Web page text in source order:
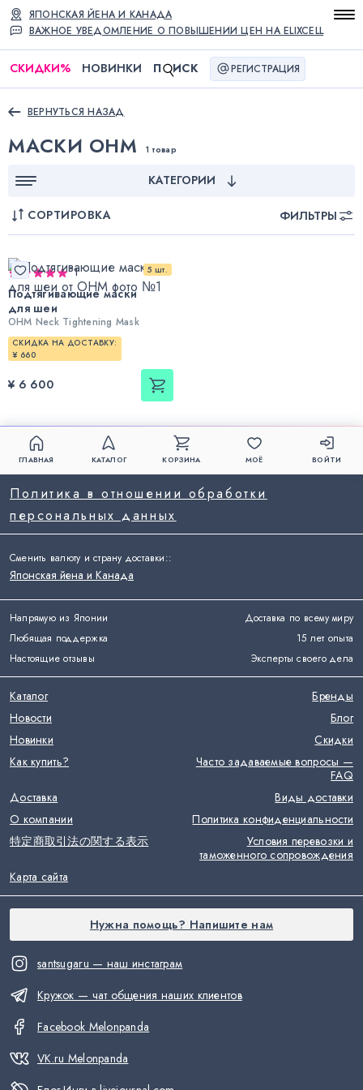
ВАЖНОЕ УВЕДОМЛЕНИЕ О ПОВЫШЕНИИ ЦЕН НА ELIXCELL
ЯПОНСКАЯ ЙЕНА И КАНАДА
СКИДКИ% НОВИНКИ П ИСК РЕГИСТРАЦИЯ
ВЕРНУТЬСЯ НАЗАД
МАСКИ OHM 1 товар
КАТЕГОРИИ
СОРТИРОВКА ФИЛЬТРЫ
5 шт.
1
Подтягивающие маски
для шеи
OHM Neck Tightening Mask
СКИДКА НА ДОСТАВКУ:
¥ 660
¥ 6 600
ГЛАВНАЯ КАТАЛОГ КОРЗИНА МОЁ ВОЙТИ
Напрямую из Японии
Доставка по всему миру
Любящая поддержка
15 лет опыта
Настоящие отзывы
Эксперты своего дела
santsugaru — наш инстаграм
Кружок — чат общения наших клиентов
Facebook Melonpanda
VK.ru Melonpanda
Политика в отношении обработки
персональных данных
Каталог
Бренды
Новости
Блог
Новинки
Скидки
Как купить?
Часто задаваемые вопросы —
FAQ
Доставка
Виды доставки
О компании
Политика конфиденциальности
特定商取引法の関する表示
Условия перевозки и
таможенного сопровождения
Карта сайта
Сменить валюту и страну доставки::
Японская йена и Канада
Нужна помощь? Напишите нам